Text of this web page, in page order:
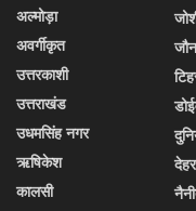
अल्मोड़ा
अवर्गीकृत
उत्तरकाशी
उत्तराखंड
उधमसिंह नगर
ऋषिकेश
कालसी